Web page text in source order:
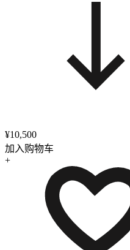
¥10,500
加入购物车
+